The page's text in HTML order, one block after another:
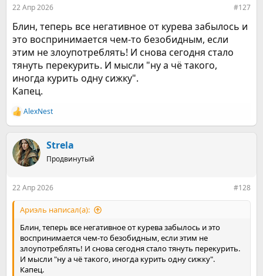
22 Апр 2026 #127
Блин, теперь все негативное от курева забылось и
это воспринимается чем-то безобидным, если
этим не злоупотреблять! И снова сегодня стало
тянуть перекурить. И мысли "ну а чё такого,
иногда курить одну сижку".
Капец.
Р
е
к
ц
и
AlexNest
Strela
Продвинутый
22 Апр 2026 #128
Ариэль написал(а):
Блин, теперь все негативное от курева забылось и это
воспринимается чем-то безобидным, если этим не
злоупотреблять! И снова сегодня стало тянуть перекурить.
И мысли "ну а чё такого, иногда курить одну сижку".
Капец.